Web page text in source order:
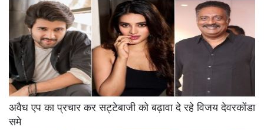
अवैध एप का प्रचार कर सट्टेबाजी को बढ़ावा दे रहे विजय देवरकोंडा
समे